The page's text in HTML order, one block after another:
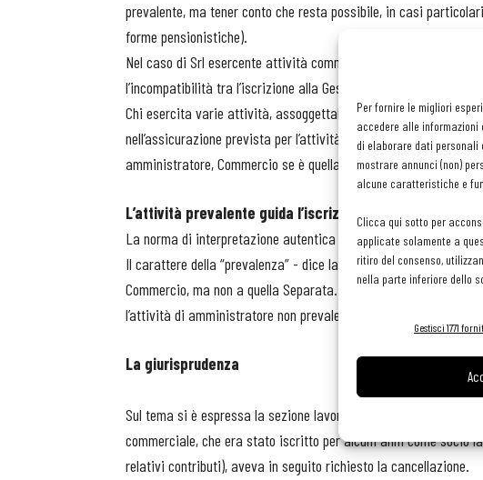
Per fornire le migliori
accedere alle
di elaborare dati personali
mostrare annunci (non)
alcune caratteristiche e
Clicca qui sotto per
applicate solamente a
ritiro del consenso,
nella parte inferiore dello
Gestisci 1771
prevalente, ma tener conto che resta possibile, in casi
forme pensionistiche).
Nel caso di Srl esercente attività commerciale, nel 2010 la
l’incompatibilità tra l’iscrizione alla Gestione Commercio (soci)
Chi esercita varie attività, assoggettabili a diverse forme di
nell’assicurazione prevista per l’attività alla quale si dedica in
amministratore, Commercio se è quella di socio lavoratore.
L’attività prevalente guida l’iscrizione al tipo
La norma di interpretazione autentica (articolo 12, comma 11,
Il carattere della “prevalenza” - dice la norma - è connaturato
Commercio, ma non a quella Separata. Si è quindi resa di fatto
l’attività di amministratore non prevale su quella “operativa”.
La giurisprudenza
Sul tema si è espressa la sezione lavoro del Tribunale di Milano
commerciale, che era stato iscritto per alcuni anni come socio
relativi contributi), aveva in seguito richiesto la cancellazione.